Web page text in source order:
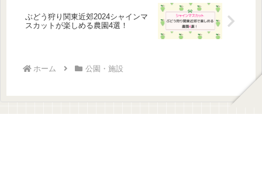
ぶどう狩り関東近郊2024シャインマ
スカットが楽しめる農園4選！
ホーム 公園・施設